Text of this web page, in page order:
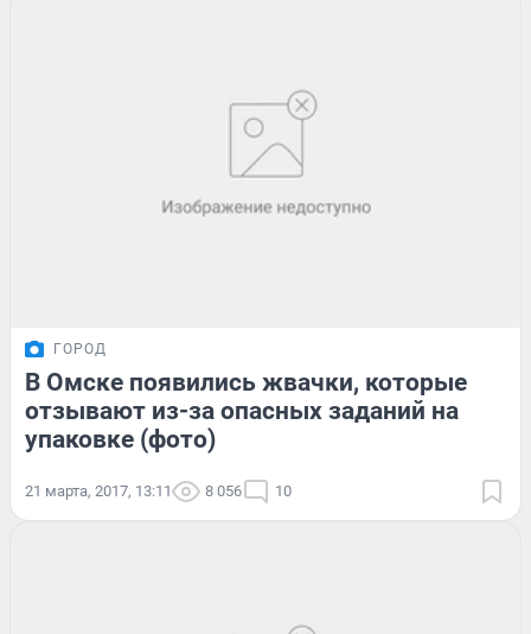
ГОРОД
В Омске появились жвачки, которые
отзывают из-за опасных заданий на
упаковке (фото)
21 марта, 2017, 13:11 8 056 10